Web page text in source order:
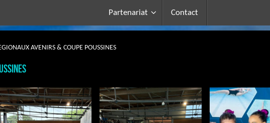
Partenariat Contact
AVENIRS & COUPE POUSSINES